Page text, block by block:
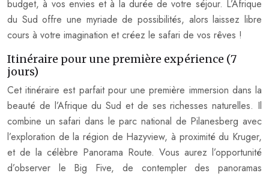
budget, à vos envies et à la durée de votre séjour. L’Afrique
du Sud offre une myriade de possibilités, alors laissez libre
cours à votre imagination et créez le safari de vos rêves !
Itinéraire pour une première expérience (7
jours)
Cet itinéraire est parfait pour une première immersion dans la
beauté de l’Afrique du Sud et de ses richesses naturelles. Il
combine un safari dans le parc national de Pilanesberg avec
l’exploration de la région de Hazyview, à proximité du Kruger,
et de la célèbre Panorama Route. Vous aurez l’opportunité
d’observer le Big Five, de contempler des panoramas